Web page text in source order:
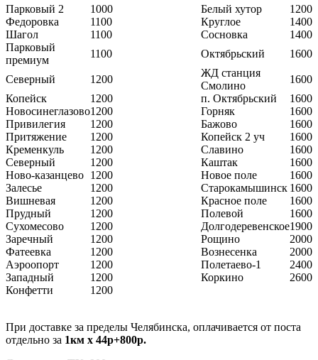
Парковый 2
1000 Белый хутор
1200
Федоровка
1100 Круглое
1400
Шагол
1100 Сосновка
1400
Парковый
премиум
1100 Октябрьский 1600
Северный 1200
ЖД станция
Смолино
1600
Копейск
1200 п. Октябрьский
1600
Новосинеглазово1200 Горняк
1600
Привилегия
1200 Бажово
1600
Притяжение
1200 Копейск 2 уч
1600
Кременкуль
1200 Славино
1600
Северный
1200 Каштак
1600
Ново-казанцево 1200 Новое поле
1600
Залесье
1200 Старокамышинск 1600
Вишневая
1200 Красное поле
1600
Прудный
1200 Полевой
1600
Сухомесово
1200 Долгодеревенское1900
Заречный
1200 Рощино
2000
Фатеевка
1200 Вознесенка
2000
Аэроопорт
1200 Полетаево-1
2400
Западный
1200 Коркино
2600
Конфетти
1200
При доставке за пределы Челябинска, оплачивается от поста
отдельно за 1км х 44р+800р.